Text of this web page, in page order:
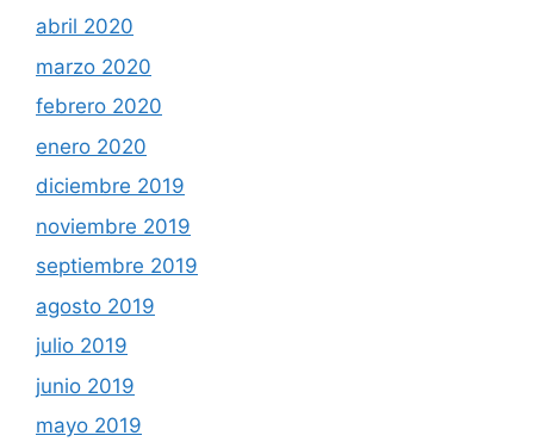
abril 2020
marzo 2020
febrero 2020
enero 2020
diciembre 2019
noviembre 2019
septiembre 2019
agosto 2019
julio 2019
junio 2019
mayo 2019